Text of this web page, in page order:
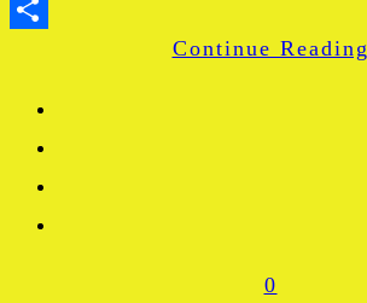
Share
Continue Reading
0